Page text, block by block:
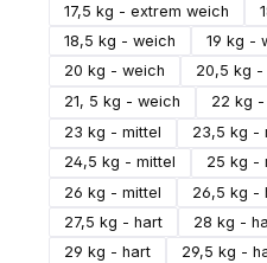
17,5 kg - extrem weich
18,5 kg - weich
19 kg -
20 kg - weich
20,5 kg -
21, 5 kg - weich
22 kg -
23 kg - mittel
23,5 kg -
24,5 kg - mittel
25 kg -
26 kg - mittel
26,5 kg -
27,5 kg - hart
28 kg -
29 kg - hart
29,5 kg -